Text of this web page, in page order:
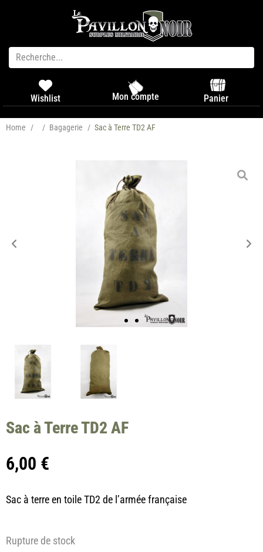
Wishlist Mon compte Panier
Home / / Bagagerie / Sac à Terre TD2 AF
Sac à Terre TD2 AF
6,00 €
Sac à terre en toile TD2 de l’armée française
Rupture de stock